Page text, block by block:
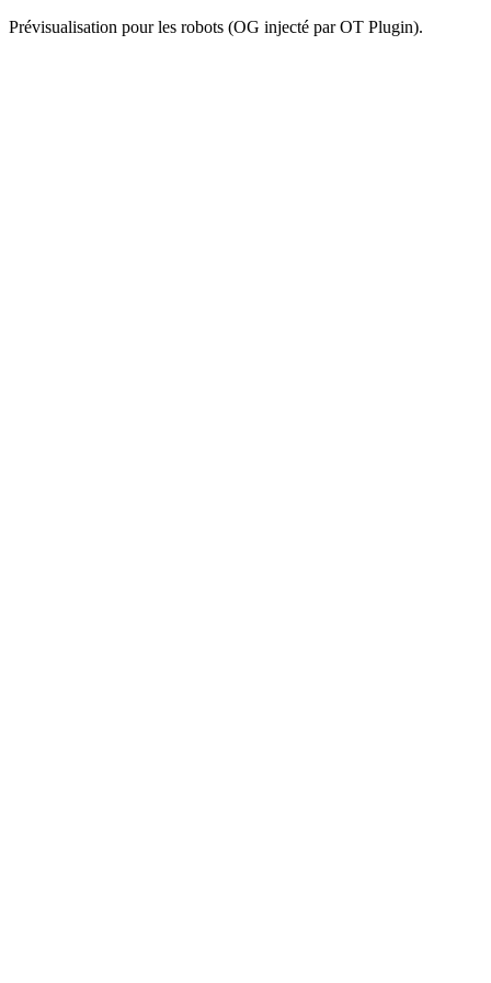
Prévisualisation pour les robots (OG injecté par OT Plugin).